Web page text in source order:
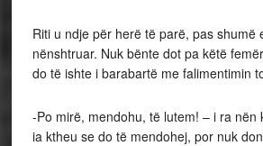
Riti u ndje për herë të parë, pas shumë
nënshtruar. Nuk bënte dot pa këtë
do të ishte i barabartë me falimentimin
-Po mirë, mendohu, të lutem! – i ra nën
ia ktheu se do të mendohej, por nuk